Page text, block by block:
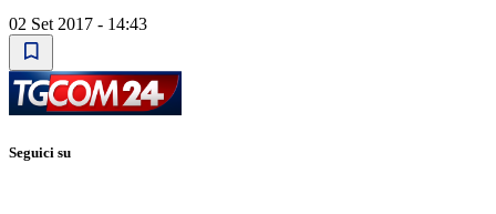
02 Set 2017 - 14:43
Seguici su